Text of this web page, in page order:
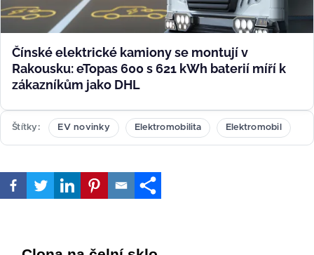
Čínské elektrické kamiony se montují v
Rakousku: eTopas 600 s 621 kWh baterií míří k
zákazníkům jako DHL
Štítky EV novinky Elektromobilita Elektromobil